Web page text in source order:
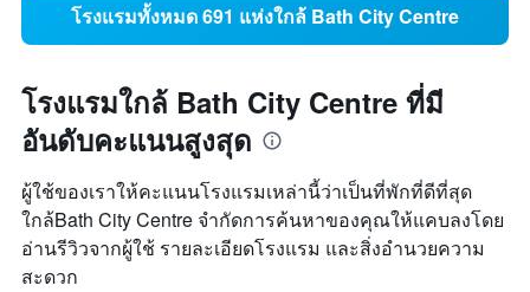
โรงแรมทั้งหมด 691 แห่งใกล้ Bath City Centre
โรงแรมใกล้ Bath City Centre ที่มี
อันดับคะแนนสูงสุด
ผู้ใช้ของเราให้คะแนนโรงแรมเหล่านี้ว่าเป็นที่พักที่ดีที่สุด
ใกล้Bath City Centre จำกัดการค้นหาของคุณให้แคบลงโดย
อ่านรีวิวจากผู้ใช้ รายละเอียดโรงแรม และสิ่งอำนวยความ
สะดวก